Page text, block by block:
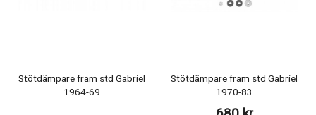
Stötdämpare fram std Gabriel
1964-69
Stötdämpare fram std Gabriel
1970-83